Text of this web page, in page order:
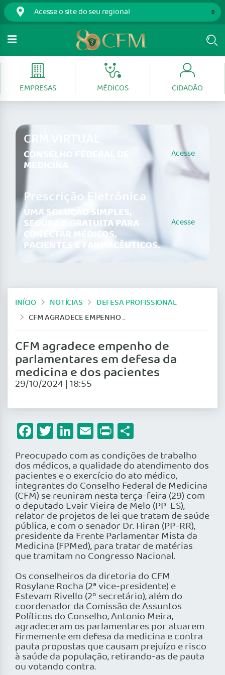
EMPRESAS MÉDICOS CIDADÃO
CRM VIRTUAL
CONSELHO FEDERAL DE
MEDICINA
Acesse
Prescrição Eletrônica
UMA SOLUÇÃO SIMPLES,
SEGURA E GRATUITA PARA
CONECTAR MÉDICOS,
PACIENTES E FARMACÊUTICOS.
Acesse
INÍCIO NOTÍCIAS
DEFESA PROFISSIONAL
CFM AGRADECE EMPENHO DE PARLAMENTARES EM DEFESA DA MEDICINA E DOS PACIENTES
CFM agradece empenho de
parlamentares em defesa da
medicina e dos pacientes
29/10/2024 | 18:55
Facebook
Twitter
LinkedIn
Email
Print
Preocupado com as condições de trabalho
dos médicos, a qualidade do atendimento dos
pacientes e o exercício do ato médico,
integrantes do Conselho Federal de Medicina
(CFM) se reuniram nesta terça-feira (29) com
o deputado Evair Vieira de Melo (PP-ES),
relator de projetos de lei que tratam de saúde
pública, e com o senador Dr. Hiran (PP-RR),
presidente da Frente Parlamentar Mista da
Medicina (FPMed), para tratar de matérias
que tramitam no Congresso Nacional.
Os conselheiros da diretoria do CFM
Rosylane Rocha (2ª vice-presidente) e
Estevam Rivello (2º secretário), além do
coordenador da Comissão de Assuntos
Políticos do Conselho, Antonio Meira,
agradeceram os parlamentares por atuarem
firmemente em defesa da medicina e contra
pauta propostas que causam prejuízo e risco
à saúde da população, retirando-as de pauta
ou votando contra.